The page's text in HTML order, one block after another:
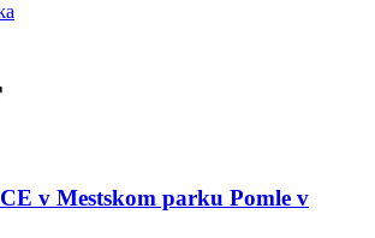
v Mestskom parku Pomle v